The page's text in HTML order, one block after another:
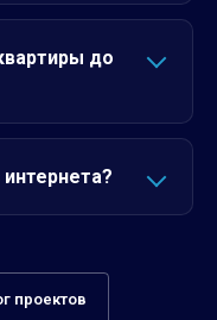
до
проектов